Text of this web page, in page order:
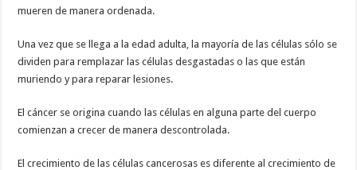
mueren de manera ordenada.
Una vez que se llega a la edad adulta, la mayoría de las células sólo se
dividen para remplazar las células desgastadas o las que están
muriendo y para reparar lesiones.
El cáncer se origina cuando las células en alguna parte del cuerpo
comienzan a crecer de manera descontrolada.
El crecimiento de las células cancerosas es diferente al crecimiento de